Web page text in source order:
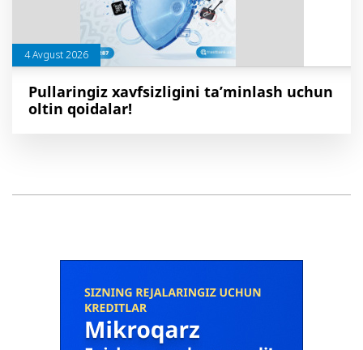
4 Avgust 2026
Pullaringiz xavfsizligini ta’minlash uchun
oltin qoidalar!